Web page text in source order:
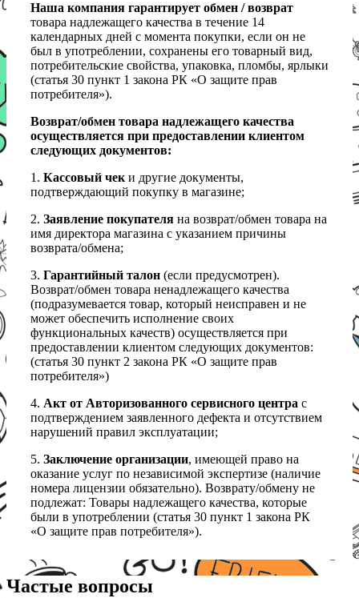
Наша компания гарантирует обмен / возврат
товара надлежащего качества в течение 14
календарных дней с момента покупки, если он не
был в употреблении, сохранены его товарный вид,
потребительские свойства, упаковка, пломбы, ярлыки
(статья 30 пункт 1 закона РК «О защите прав
потребителя»).
Возврат/обмен товара надлежащего качества
осуществляется при предоставлении клиентом
следующих документов:
1. Кассовый чеки другие документы,
подтверждающий покупку в магазине;
2. Заявление покупателя на возврат/обмен товара на
имя директора магазина с указанием причины
возврата/обмена;
3. Гарантийный талон (если предусмотрен).
Возврат/обмен товара ненадлежащего качества
(подразумевается товар, который неисправен и не
может обеспечить исполнение своих
функциональных качеств) осуществляется при
предоставлении клиентом следующих документов:
(статья 30 пункт 2 закона РК «О защите прав
потребителя»)
4. Акт от Авторизованного сервисного центра с
подтверждением заявленного дефекта и отсутствием
нарушений правил эксплуатации;
5. Заключение организации, имеющей право на
оказание услуг по независимой экспертизе (наличие
номера лицензии обязательно). Возврату/обмену не
подлежат: Товары надлежащего качества, которые
были в употреблении (статья 30 пункт 1 закона РК
«О защите прав потребителя»).
Частые вопросы